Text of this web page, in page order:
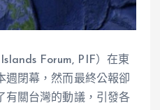
Forum, PIF）在東
週閉幕，然而最終公報卻
有關台灣的動議，引發各